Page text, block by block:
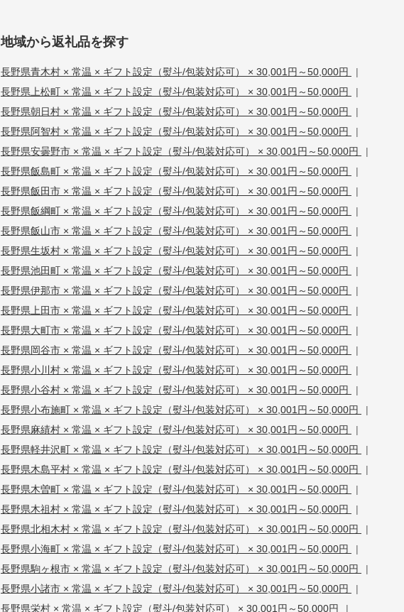
地域から返礼品を探す
長野県青木村 × 常温 × ギフト設定（熨斗/包装対応可） × 30,001円～50,000円
|
長野県上松町 × 常温 × ギフト設定（熨斗/包装対応可） × 30,001円～50,000円
|
長野県朝日村 × 常温 × ギフト設定（熨斗/包装対応可） × 30,001円～50,000円
|
長野県阿智村 × 常温 × ギフト設定（熨斗/包装対応可） × 30,001円～50,000円
|
長野県安曇野市 × 常温 × ギフト設定（熨斗/包装対応可） × 30,001円～50,000円
|
長野県飯島町 × 常温 × ギフト設定（熨斗/包装対応可） × 30,001円～50,000円
|
長野県飯田市 × 常温 × ギフト設定（熨斗/包装対応可） × 30,001円～50,000円
|
長野県飯綱町 × 常温 × ギフト設定（熨斗/包装対応可） × 30,001円～50,000円
|
長野県飯山市 × 常温 × ギフト設定（熨斗/包装対応可） × 30,001円～50,000円
|
長野県生坂村 × 常温 × ギフト設定（熨斗/包装対応可） × 30,001円～50,000円
|
長野県池田町 × 常温 × ギフト設定（熨斗/包装対応可） × 30,001円～50,000円
|
長野県伊那市 × 常温 × ギフト設定（熨斗/包装対応可） × 30,001円～50,000円
|
長野県上田市 × 常温 × ギフト設定（熨斗/包装対応可） × 30,001円～50,000円
|
長野県大町市 × 常温 × ギフト設定（熨斗/包装対応可） × 30,001円～50,000円
|
長野県岡谷市 × 常温 × ギフト設定（熨斗/包装対応可） × 30,001円～50,000円
|
長野県小川村 × 常温 × ギフト設定（熨斗/包装対応可） × 30,001円～50,000円
|
長野県小谷村 × 常温 × ギフト設定（熨斗/包装対応可） × 30,001円～50,000円
|
長野県小布施町 × 常温 × ギフト設定（熨斗/包装対応可） × 30,001円～50,000円
|
長野県麻績村 × 常温 × ギフト設定（熨斗/包装対応可） × 30,001円～50,000円
|
長野県軽井沢町 × 常温 × ギフト設定（熨斗/包装対応可） × 30,001円～50,000円
|
長野県木島平村 × 常温 × ギフト設定（熨斗/包装対応可） × 30,001円～50,000円
|
長野県木曽町 × 常温 × ギフト設定（熨斗/包装対応可） × 30,001円～50,000円
|
長野県木祖村 × 常温 × ギフト設定（熨斗/包装対応可） × 30,001円～50,000円
|
長野県北相木村 × 常温 × ギフト設定（熨斗/包装対応可） × 30,001円～50,000円
|
長野県小海町 × 常温 × ギフト設定（熨斗/包装対応可） × 30,001円～50,000円
|
長野県駒ヶ根市 × 常温 × ギフト設定（熨斗/包装対応可） × 30,001円～50,000円
|
長野県小諸市 × 常温 × ギフト設定（熨斗/包装対応可） × 30,001円～50,000円
|
長野県栄村 × 常温 × ギフト設定（熨斗/包装対応可） × 30,001円～50,000円
|